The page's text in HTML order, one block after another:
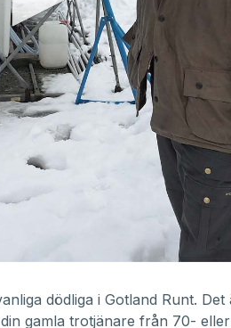
dödliga i Gotland Runt. Det
gamla trotjänare från 70-